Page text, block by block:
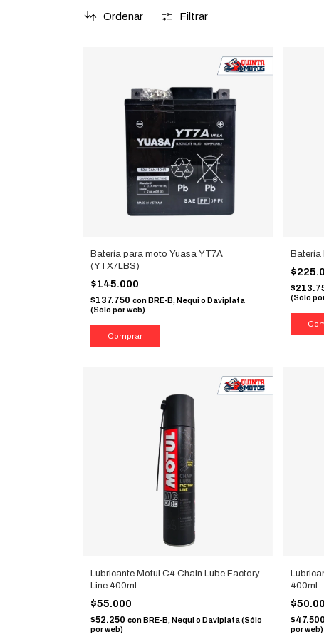
Ordenar Filtrar
Batería para moto Yuasa YT7A
(YTX7LBS)
$145.000
$137.750 con BRE-B, Nequi o Daviplata
(Sólo por web)
Batería
(Sólo
Lubricante Motul C4 Chain Lube Factory
Line 400ml
$55.000
$52.250 con BRE-B, Nequi o Daviplata (Sólo
por web)
400ml
por web)